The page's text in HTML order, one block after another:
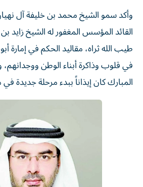
وأكد سمو الشيخ محمد بن خليفة آل
القائد المؤسس المغفور له الشيخ زايد
طيب الله ثراه، مقاليد الحكم في إمارة
في قلوب وذاكرة أبناء الوطن ووجدانهم،
المبارك كان إيذاناً ببدء مرحلة جديدة